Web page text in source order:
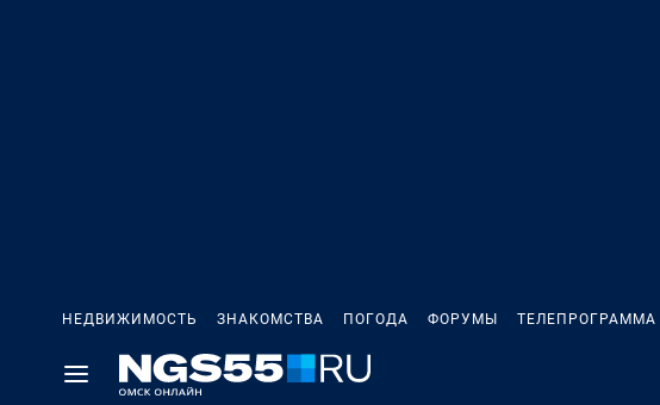
НЕДВИЖИМОСТЬ ЗНАКОМСТВА ПОГОДА ФОРУМЫ ТЕЛЕПРОГРАММА